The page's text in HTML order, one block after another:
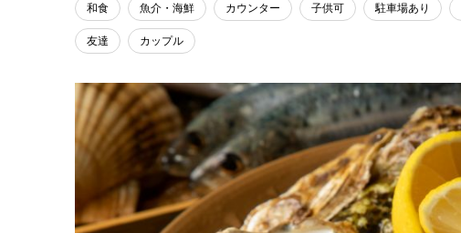
和食 魚介・海鮮 カウンター 子供可 駐車場あり
友達 カップル